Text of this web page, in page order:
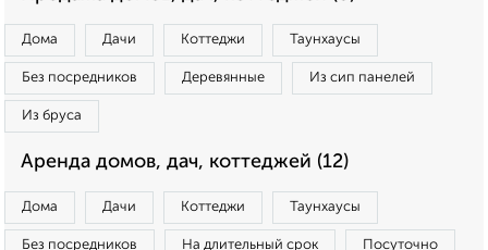
Дома Дачи Коттеджи Таунхаусы
Без посредников Деревянные Из сип панелей
Из бруса
Аренда домов, дач, коттеджей (12)
Дома Дачи Коттеджи Таунхаусы
Без посредников На длительный срок Посуточно